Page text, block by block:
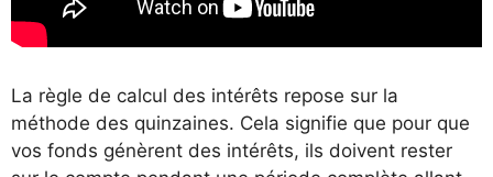
La règle de calcul des intérêts repose sur la
méthode des quinzaines. Cela signifie que pour que
vos fonds génèrent des intérêts, ils doivent rester